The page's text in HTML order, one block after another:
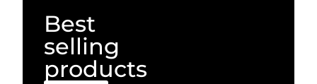
Best
selling
products